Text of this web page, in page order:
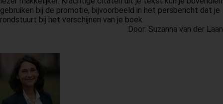
gebruiken bij de promotie, bijvoorbeeld in het persbericht dat je
rondstuurt bij het verschijnen van je boek.
Door: Suzanna van der Laan